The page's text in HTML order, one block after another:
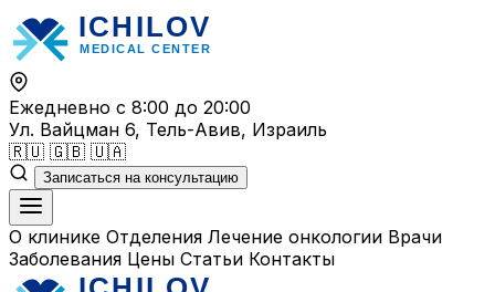
Перейти
к
содержимому
Ежедневно с 8:00 до 20:00
Ул. Вайцман 6, Тель-Авив, Израиль
🇷🇺 🇬🇧 🇺🇦
Записаться на консультацию
О клинике Отделения Лечение онкологии Врачи
Заболевания Цены Статьи Контакты